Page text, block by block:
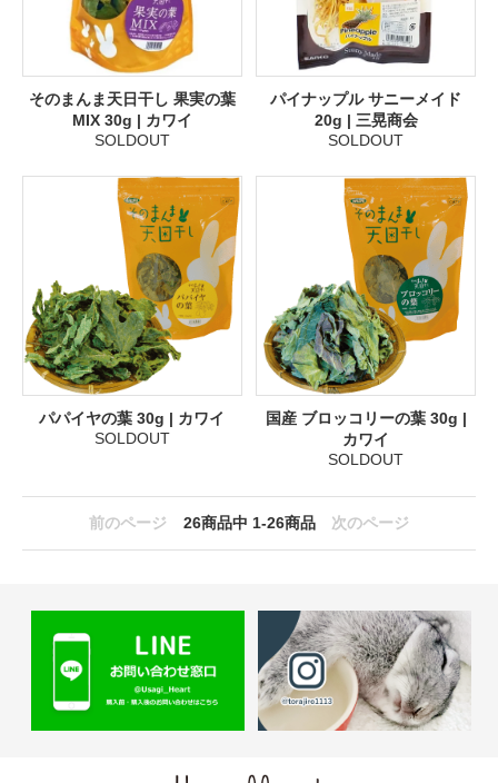
そのまんま天日干し 果実の葉
MIX 30g | カワイ
SOLDOUT
パイナップル サニーメイド
20g | 三晃商会
SOLDOUT
パパイヤの葉 30g | カワイ
SOLDOUT
国産 ブロッコリーの葉 30g |
カワイ
SOLDOUT
前のページ 26商品中 1-26商品 次のページ